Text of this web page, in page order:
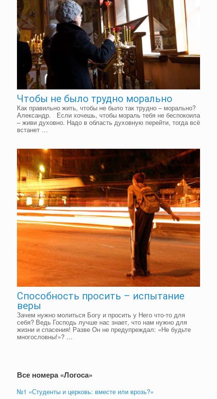
Чтобы не было трудно морально
Как правильно жить, чтобы не было так трудно – морально?
Александр. Если хочешь, чтобы мораль тебя не беспокоила
– живи духовно. Надо в область духовную перейти, тогда всё
встанет …
Способность просить – испытание
веры
Зачем нужно молиться Богу и просить у Него что-то для
себя? Ведь Господь лучше нас знает, что нам нужно для
жизни и спасения! Разве Он не предупреждал: «Не будьте
многословны!»? …
Все номера «Логоса»
№1 «Студенты и церковь: вместе или врозь?»